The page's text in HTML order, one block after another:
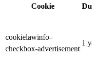
Cookie
cookielawinfo-
checkbox-advertisement
1